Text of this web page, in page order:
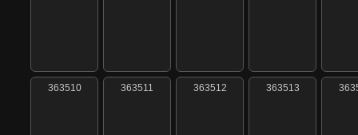
363510 363511 363512 363513